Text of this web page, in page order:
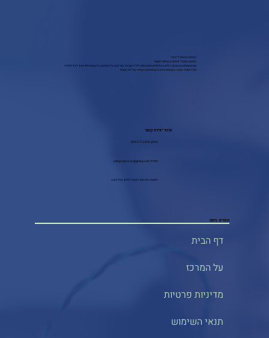
פרטי יצירת קשר
טלפון: 055-272-2303
אימייל:adirproject.ac@gmail.com
כתובת: בית ספר הקרוב לביתך בתל אביב
ברוכים הבאים ל"אדיר"
המיזם המוביל לחינוך טכנולוגי ויזמות!
אנו מתמחים בהענקת כלים טכנולוגיים מתקדמים לילדי ישראל, תוך דגש על מצוינות, חדשנות וליווי אישי לכל תלמיד
ולכל מוסד חינוכי. הצטרפו אלינו, והבטיחו את העתיד של דור המחר!
תפריט ניווט
דף הבית
על המרכז
מדיניות פרטיות
תנאי השימוש